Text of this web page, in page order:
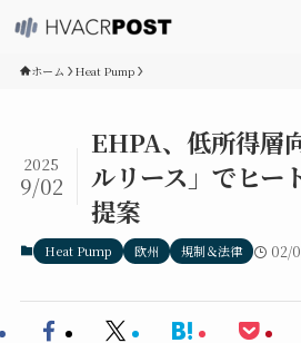
ホーム Heat Pump
EHPA、低所得層
ルリース」でヒー
提案
2025
9/02
Heat Pump 欧州 規制＆法律 02/